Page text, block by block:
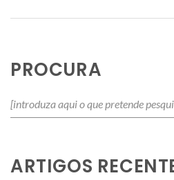
PROCURA
ARTIGOS